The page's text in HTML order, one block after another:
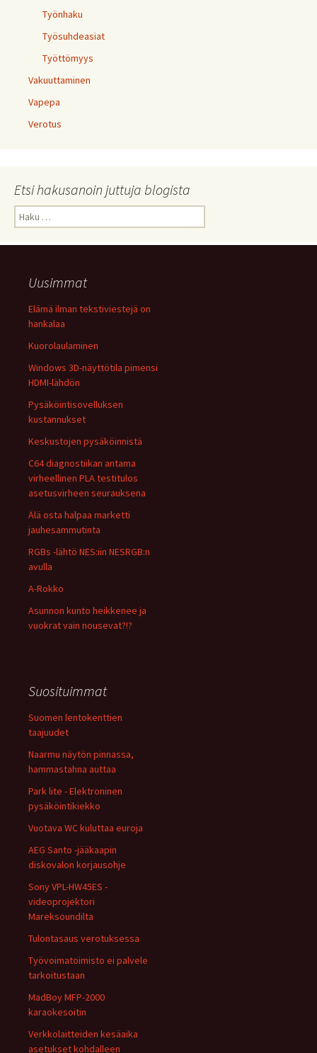
Työnhaku
Työsuhdeasiat
Työttömyys
Vakuuttaminen
Vapepa
Verotus
Etsi hakusanoin juttuja blogista
Haku:
Uusimmat
Elämä ilman tekstiviestejä on
hankalaa
Kuorolaulaminen
Windows 3D-näyttötila pimensi
HDMI-lähdön
Pysäköintisovelluksen
kustannukset
Keskustojen pysäköinnistä
C64 diagnostiikan antama
virheellinen PLA testitulos
asetusvirheen seurauksena
Älä osta halpaa marketti
jauhesammutinta
RGBs -lähtö NES:iin NESRGB:n
avulla
A-Rokko
Asunnon kunto heikkenee ja
vuokrat vain nousevat?!?
Suosituimmat
Suomen lentokenttien
taajuudet
Naarmu näytön pinnassa,
hammastahna auttaa
Park lite - Elektroninen
pysäköintikiekko
Vuotava WC kuluttaa euroja
AEG Santo -jääkaapin
diskovalon korjausohje
Sony VPL-HW45ES -
videoprojektori
Mareksoundilta
Tulontasaus verotuksessa
Työvoimatoimisto ei palvele
tarkoitustaan
MadBoy MFP-2000
karaokesoitin
Verkkolaitteiden kesäaika
asetukset kohdalleen